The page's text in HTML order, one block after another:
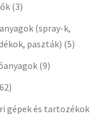
(3)
(spray-k,
paszták) (5)
(9)
gépek és tartozékok